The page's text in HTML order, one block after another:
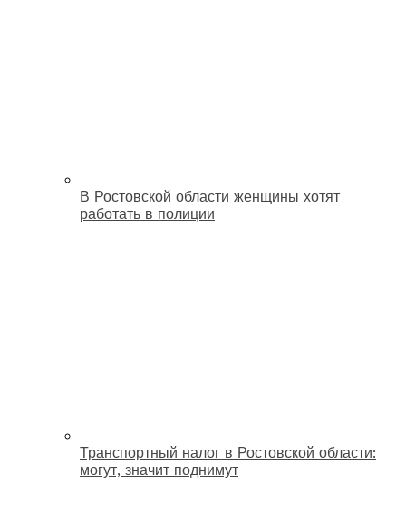
В Ростовской области женщины хотят
работать в полиции
Транспортный налог в Ростовской области:
могут, значит поднимут